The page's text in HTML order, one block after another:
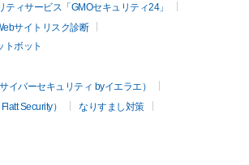
ィサービス「GMOセキュリティ24」
サイトリスク診断
トボット
イバーセキュリティ byイエラエ）
Security）
なりすまし対策